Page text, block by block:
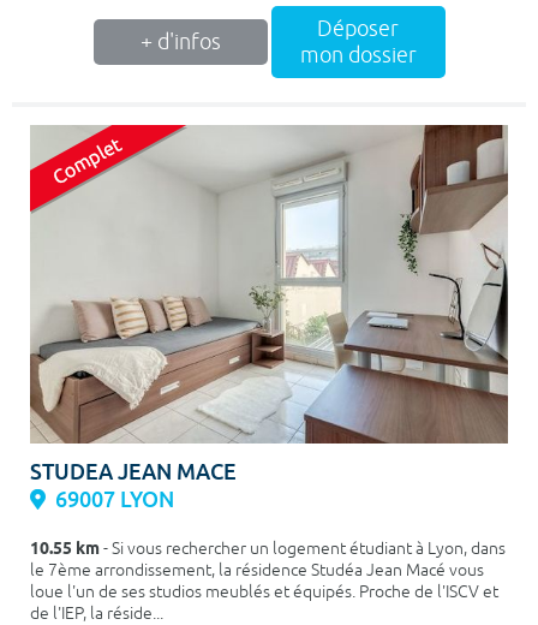
+ d'infos
Déposer
mon dossier
STUDEA JEAN MACE
69007 LYON
10.55 km- Si vous rechercher un logement étudiant à Lyon, dans
le 7ème arrondissement, la résidence Studéa Jean Macé vous
loue l'un de ses studios meublés et équipés. Proche de l'ISCV et
de l'IEP, la réside...